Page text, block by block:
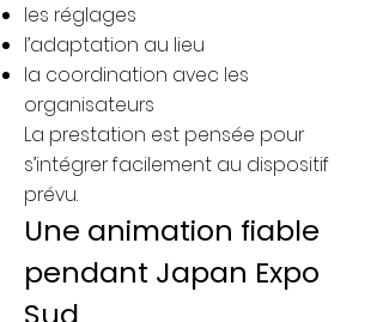
les réglages
l’adaptation au lieu
la coordination avec les
organisateurs
La prestation est pensée pour
s’intégrer facilement au dispositif
prévu.
Une animation fiable
pendant Japan Expo